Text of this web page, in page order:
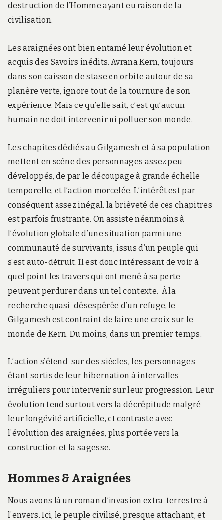
destruction de l’Homme ayant eu raison de la
civilisation.
Les araignées ont bien entamé leur évolution et
acquis des Savoirs inédits. Avrana Kern, toujours
dans son caisson de stase en orbite autour de sa
planère verte, ignore tout de la tournure de son
expérience. Mais ce qu’elle sait, c’est qu’aucun
humain ne doit intervenir ni polluer son monde.
Les chapites dédiés au Gilgamesh et à sa population
mettent en scène des personnages assez peu
développés, de par le découpage à grande échelle
temporelle, et l’action morcelée. L’intérêt est par
conséquent assez inégal, la brièveté de ces chapitres
est parfois frustrante. On assiste néanmoins à
l’évolution globale d’une situation parmi une
communauté de survivants, issus d’un peuple qui
s’est auto-détruit. Il est donc intéressant de voir à
quel point les travers qui ont mené à sa perte
peuvent perdurer dans un tel contexte. À la
recherche quasi-désespérée d’un refuge, le
Gilgamesh est contraint de faire une croix sur le
monde de Kern. Du moins, dans un premier temps.
L’action s’étend sur des siècles, les personnages
étant sortis de leur hibernation à intervalles
irréguliers pour intervenir sur leur progression. Leur
évolution tend surtout vers la décrépitude malgré
leur longévité artificielle, et contraste avec
l’évolution des araignées, plus portée vers la
construction et la sagesse.
Hommes & Araignées
Nous avons là un roman d’invasion extra-terrestre à
l’envers. Ici, le peuple civilisé, presque attachant, et